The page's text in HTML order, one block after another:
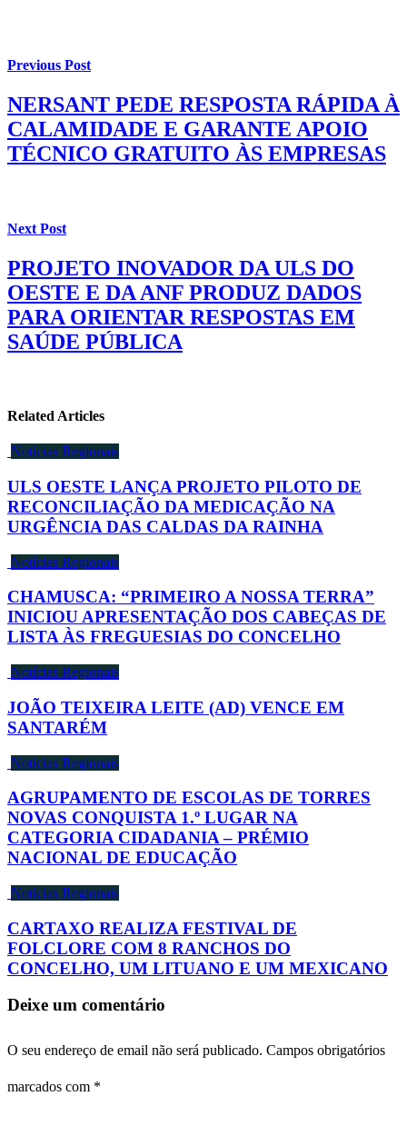
Previous Post
NERSANT PEDE RESPOSTA RÁPIDA À
CALAMIDADE E GARANTE APOIO
TÉCNICO GRATUITO ÀS EMPRESAS
Next Post
PROJETO INOVADOR DA ULS DO
OESTE E DA ANF PRODUZ DADOS
PARA ORIENTAR RESPOSTAS EM
SAÚDE PÚBLICA
Related Articles
Notícias Regionais
ULS OESTE LANÇA PROJETO PILOTO DE
RECONCILIAÇÃO DA MEDICAÇÃO NA
URGÊNCIA DAS CALDAS DA RAINHA
Notícias Regionais
CHAMUSCA: “PRIMEIRO A NOSSA TERRA”
INICIOU APRESENTAÇÃO DOS CABEÇAS DE
LISTA ÀS FREGUESIAS DO CONCELHO
Notícias Regionais
JOÃO TEIXEIRA LEITE (AD) VENCE EM
SANTARÉM
Notícias Regionais
AGRUPAMENTO DE ESCOLAS DE TORRES
NOVAS CONQUISTA 1.º LUGAR NA
CATEGORIA CIDADANIA – PRÉMIO
NACIONAL DE EDUCAÇÃO
Notícias Regionais
CARTAXO REALIZA FESTIVAL DE
FOLCLORE COM 8 RANCHOS DO
CONCELHO, UM LITUANO E UM MEXICANO
Deixe um comentário
O seu endereço de email não será publicado. Campos obrigatórios
marcados com *